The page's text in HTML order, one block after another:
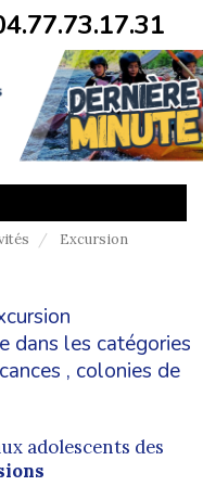
Excursion
dans les catégories
, colonies de
adolescents des